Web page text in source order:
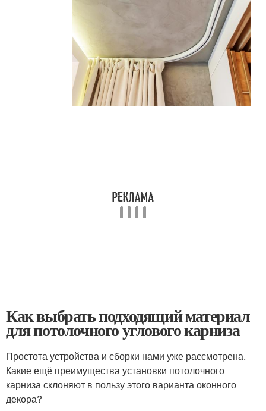
Как выбрать подходящий материал
для потолочного углового карниза
Простота устройства и сборки нами уже рассмотрена.
Какие ещё преимущества установки потолочного
карниза склоняют в пользу этого варианта оконного
декора?